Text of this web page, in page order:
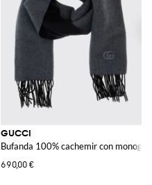
GUCCI
Bufanda 100% cachemir con
690,00 €